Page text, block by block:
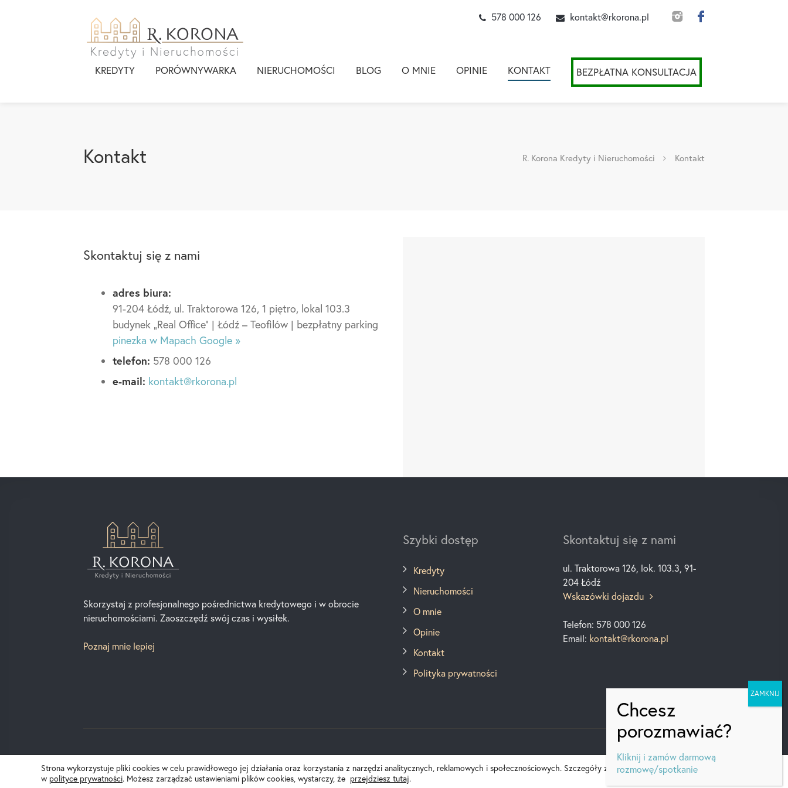
578 000 126 kontakt@rkorona.pl
KREDYTY PORÓWNYWARKA NIERUCHOMOŚCI BLOG O MNIE OPINIE KONTAKT BEZPŁATNA KONSULTACJA
Kontakt R. Korona Kredyty i Nieruchomości Kontakt
Skontaktuj się z nami
adres biura:
91-204 Łódź, ul. Traktorowa 126, 1 piętro, lokal 103.3
budynek „Real Office” | Łódź – Teofilów | bezpłatny parking
pinezka w Mapach Google »
telefon: 578 000 126
e-mail: kontakt@rkorona.pl
Skorzystaj z profesjonalnego pośrednictwa kredytowego i w obrocie
nieruchomościami. Zaoszczędź swój czas i wysiłek.
Poznaj mnie lepiej
Szybki dostęp
Kredyty
Nieruchomości
O mnie
Opinie
Kontakt
Polityka prywatności
Skontaktuj się z nami
ul. Traktorowa 126, lok. 103.3, 91-
204 Łódź
Wskazówki dojazdu
Telefon: 578 000 126
Email: kontakt@rkorona.pl
Kliknij i zamów darmową
rozmowę/spotkanie
Strona wykorzystuje pliki cookies w celu prawidłowego jej działania oraz korzystania z narzędzi analitycznych, reklamowych i społecznościowych. Szczegóły znajdują się
w polityce prywatności. Możesz zarządzać ustawieniami plików cookies, wystarczy, że przejdziesz tutaj. Akceptuję